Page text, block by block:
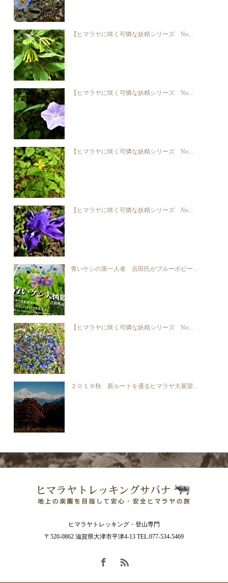
【ヒマラヤに咲く可憐な妖精シリーズ No...
【ヒマラヤに咲く可憐な妖精シリーズ No...
【ヒマラヤに咲く可憐な妖精シリーズ No...
【ヒマラヤに咲く可憐な妖精シリーズ No...
青いケシの第一人者 吉田氏がブルーポピー...
【ヒマラヤに咲く可憐な妖精シリーズ No...
２０１９秋 新ルートを通るヒマラヤ大展望...
ヒマラヤトレッキング・登山専門
〒520-0862 滋賀県大津市平津4-13 TEL.077-534-5469